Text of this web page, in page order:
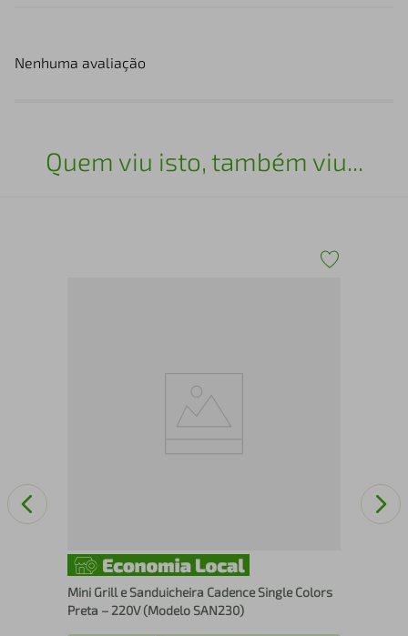
Nenhuma avaliação
Quem viu isto, também viu...
Mini Grill e Sanduicheira Cadence Single Colors
Preta – 220V (Modelo SAN230)